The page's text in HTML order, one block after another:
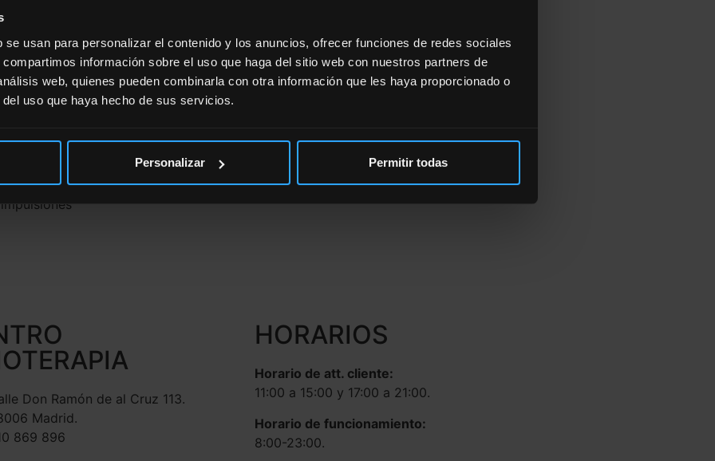
usan para personalizar el contenido y los anuncios, ofrecer funciones de redes sociales
información sobre el uso que haga del sitio web con nuestros partners de
web, quienes pueden combinarla con otra información que les haya proporcionado o
uso que haya hecho de sus servicios.
Personalizar Permitir todas
para
gemelos
y haremos
vez. El
la
apoyo.
Tu hombro sano (Serrato)
diciembre 29, 2022
Don Ramón de al Cruz 113.
Madrid.
869 896
HORARIOS
Horario de att. cliente:
11:00 a 15:00 y 17:00 a 21:00.
Horario de funcionamiento:
8:00-23:00.